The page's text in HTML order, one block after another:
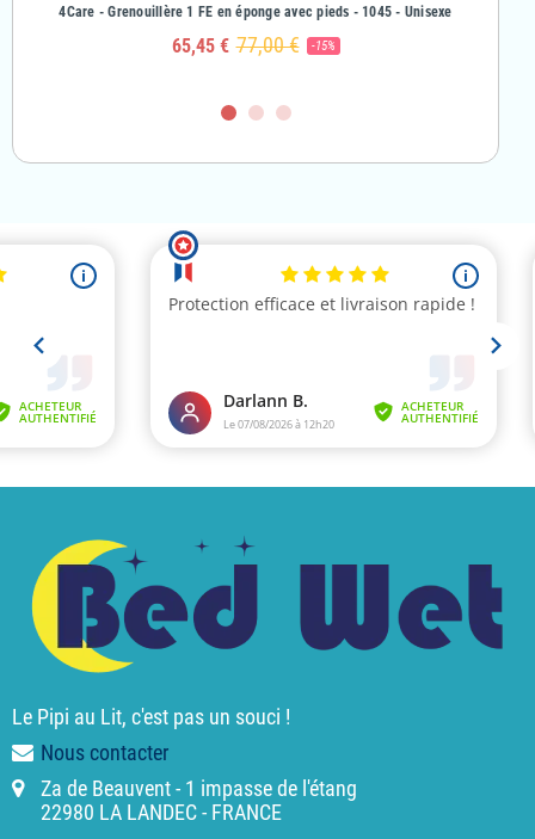
4Care - Grenouillère 1 FE en éponge avec pieds - 1045 - Unisexe
65,45 € 77,00 € -15%
Le Pipi au Lit, c'est pas un souci !
Nous contacter
Za de Beauvent - 1 impasse de l'étang
22980 LA LANDEC - FRANCE